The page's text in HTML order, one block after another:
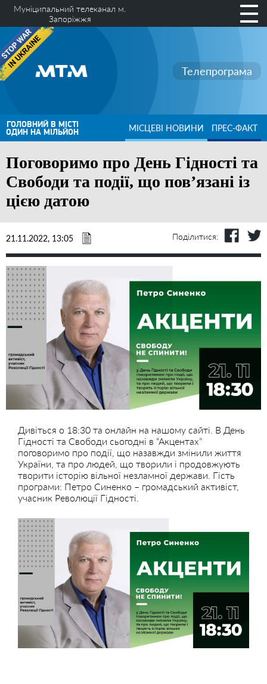
Муніципальний телеканал м.
Запоріжжя
Телепрограма
ГОЛОВНИЙ В МІСТІ
ОДИН НА МІЛЬЙОН МІСЦЕВІ НОВИНИ ПРЕС-ФАКТ
Поговоримо про День Гідності та
Свободи та події, що пов’язані із
цією датою
21.11.2022, 13:05 Поділитися:
Дивіться о 18:30 та онлайн на нашому сайті. В День
Гідності та Свободи сьогодні в “Акцентах”
поговоримо про події, що назавжди змінили життя
України, та про людей, що творили і продовжують
творити історію вільної незламної держави. Гість
програми: Петро Синенко – громадський активіст,
учасник Революції Гідності.